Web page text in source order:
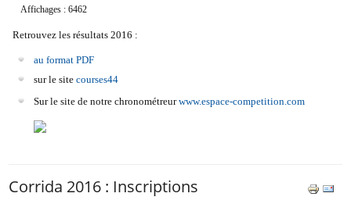
Affichages : 6462
Retrouvez les résultats 2016 :
au format PDF
sur le sitecourses44
Sur le site de notre chronométreurwww.espace-competition.com
Corrida 2016 : Inscriptions